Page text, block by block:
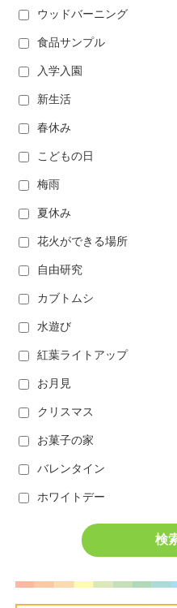
ウッドバーニング
食品サンプル
入学入園
新生活
春休み
こどもの日
梅雨
夏休み
花火ができる場所
自由研究
カブトムシ
水遊び
紅葉ライトアップ
お月見
クリスマス
お菓子の家
バレンタイン
ホワイトデー